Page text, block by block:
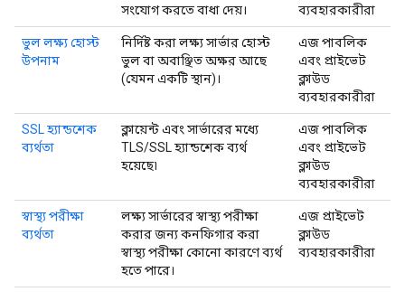
সংযোগ করতে বাধা দেয়।
ব্যবহারকারীরা
ভুল লক্ষ্য হোস্ট
উপনাম
নির্দিষ্ট করা লক্ষ্য সার্ভার হোস্ট
ভুল বা অবাঞ্ছিত অক্ষর আছে
(যেমন একটি স্থান)।
এজ পাবলিক
এবং প্রাইভেট
ক্লাউড
ব্যবহারকারীরা
SSL হ্যান্ডশেক
ব্যর্থতা
ক্লায়েন্ট এবং সার্ভারের মধ্যে
TLS/SSL হ্যান্ডশেক ব্যর্থ
হয়েছে৷
এজ পাবলিক
এবং প্রাইভেট
ক্লাউড
ব্যবহারকারীরা
স্বাস্থ্য পরীক্ষা
ব্যর্থতা
লক্ষ্য সার্ভারের স্বাস্থ্য পরীক্ষা
করার জন্য কনফিগার করা
স্বাস্থ্য পরীক্ষা কোনো কারণে ব্যর্থ
হতে পারে।
এজ প্রাইভেট
ক্লাউড
ব্যবহারকারীরা